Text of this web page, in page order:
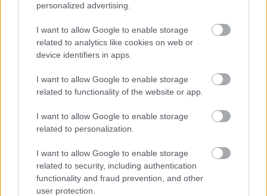
personalized advertising.
I want to allow Google to enable storage
related to analytics like cookies on web or
device identifiers in apps.
I want to allow Google to enable storage
related to functionality of the website or app.
I want to allow Google to enable storage
related to personalization.
I want to allow Google to enable storage
related to security, including authentication
functionality and fraud prevention, and other
user protection.
panašovanými listami,
ktoré dodajú vášmu
záhonu celosezónny
sucho a teplo? Tieto
vysaďte na miesta, na